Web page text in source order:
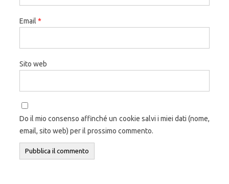
Email *
Sito web
Do il mio consenso affinché un cookie salvi i miei dati (nome,
email, sito web) per il prossimo commento.